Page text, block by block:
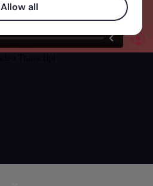
Allow all